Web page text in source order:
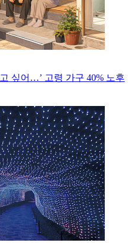
싶어…’ 고령 가구 40% 노후